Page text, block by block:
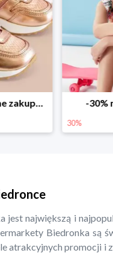
Pierwsze wiosenne zakupy -20% -30%
30%
jest największą i
Biedronka są
atrakcyjnych promocji i